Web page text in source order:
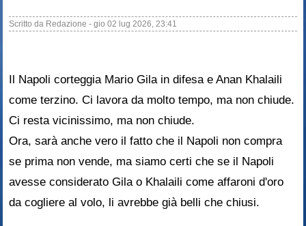
Scritto da Redazione -gio 02 lug 2026, 23:41
Il Napoli corteggia Mario Gila in difesa e Anan Khalaili
come terzino. Ci lavora da molto tempo, ma non chiude.
Ci resta vicinissimo, ma non chiude.
Ora, sarà anche vero il fatto che il Napoli non compra
se prima non vende, ma siamo certi che se il Napoli
avesse considerato Gila o Khalaili come affaroni d'oro
da cogliere al volo, li avrebbe già belli che chiusi.